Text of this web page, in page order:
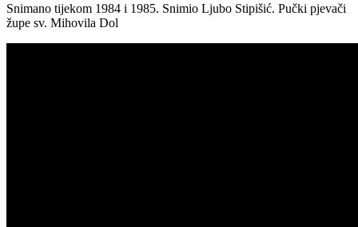
Snimano tijekom 1984 i 1985. Snimio Ljubo Stipišić. Pučki pjevači
župe sv. Mihovila Dol